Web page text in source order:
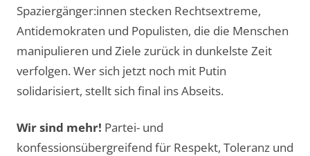
Spaziergänger:innen stecken Rechtsextreme,
Antidemokraten und Populisten, die die Menschen
manipulieren und Ziele zurück in dunkelste Zeit
verfolgen. Wer sich jetzt noch mit Putin
solidarisiert, stellt sich final ins Abseits.
Wir sind mehr! Partei- und
konfessionsübergreifend für Respekt, Toleranz und